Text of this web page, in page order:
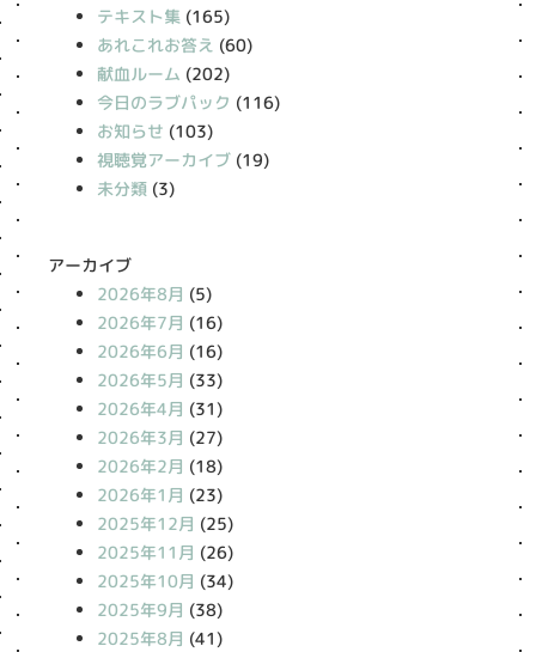
テキスト集 (165)
あれこれお答え (60)
献血ルーム (202)
今日のラブパック (116)
お知らせ (103)
視聴覚アーカイブ (19)
未分類 (3)
アーカイブ
2026年8月 (5)
2026年7月 (16)
2026年6月 (16)
2026年5月 (33)
2026年4月 (31)
2026年3月 (27)
2026年2月 (18)
2026年1月 (23)
2025年12月 (25)
2025年11月 (26)
2025年10月 (34)
2025年9月 (38)
2025年8月 (41)